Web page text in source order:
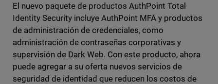
El nuevo paquete de productos AuthPoint Total
Identity Security incluye AuthPoint MFA y productos
de administración de credenciales, como
administración de contraseñas corporativas y
supervisión de Dark Web. Con este producto, ahora
puede agregar a su oferta nuevos servicios de
seguridad de identidad que reducen los costos de